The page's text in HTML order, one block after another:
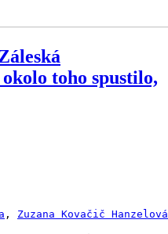
toho spustilo,
, Zuzana Kovačič Hanzelová